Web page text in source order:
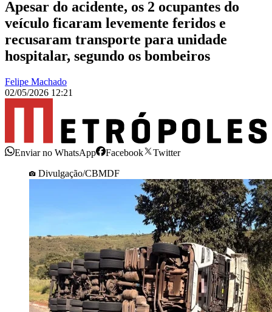
Apesar do acidente, os 2 ocupantes do
veículo ficaram levemente feridos e
recusaram transporte para unidade
hospitalar, segundo os bombeiros
Felipe Machado
02/05/2026 12:21
Enviar no WhatsApp Facebook
Twitter
Divulgação/CBMDF